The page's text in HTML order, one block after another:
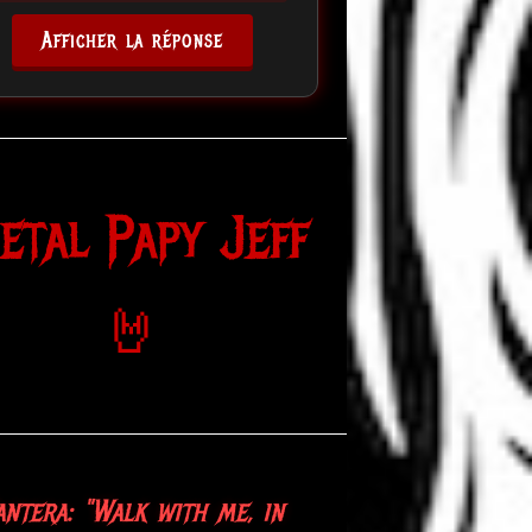
Afficher la réponse
Papy Jeff
🤘
"Walk with me, in